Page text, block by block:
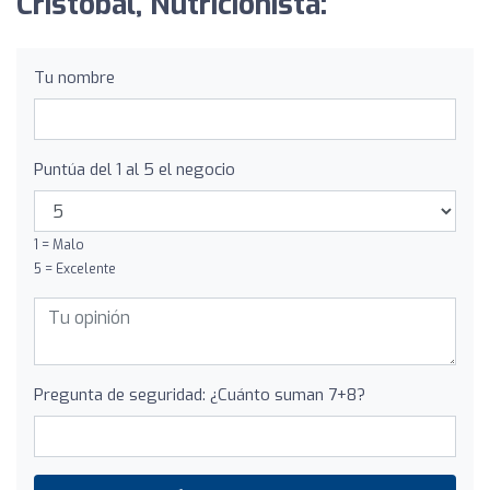
Tu nombre
Puntúa del 1 al 5 el negocio
1 = Malo
5 = Excelente
Pregunta de seguridad: ¿Cuánto suman 7+8?